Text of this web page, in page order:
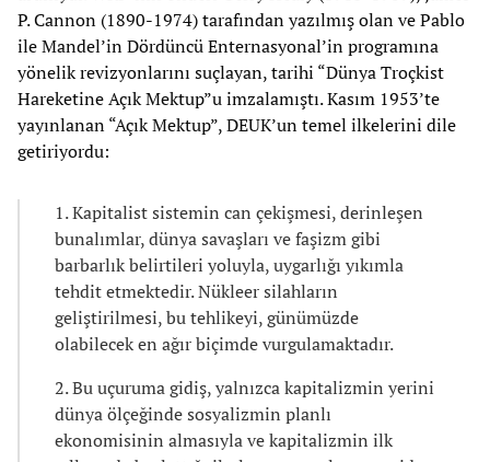
P. Cannon (1890-1974) tarafından yazılmış olan ve Pablo
ile Mandel’in Dördüncü Enternasyonal’in programına
yönelik revizyonlarını suçlayan, tarihi “Dünya Troçkist
Hareketine Açık Mektup”u imzalamıştı. Kasım 1953’te
yayınlanan “Açık Mektup”, DEUK’un temel ilkelerini dile
getiriyordu:
1. Kapitalist sistemin can çekişmesi, derinleşen
bunalımlar, dünya savaşları ve faşizm gibi
barbarlık belirtileri yoluyla, uygarlığı yıkımla
tehdit etmektedir. Nükleer silahların
geliştirilmesi, bu tehlikeyi, günümüzde
olabilecek en ağır biçimde vurgulamaktadır.
2. Bu uçuruma gidiş, yalnızca kapitalizmin yerini
dünya ölçeğinde sosyalizmin planlı
ekonomisinin almasıyla ve kapitalizmin ilk